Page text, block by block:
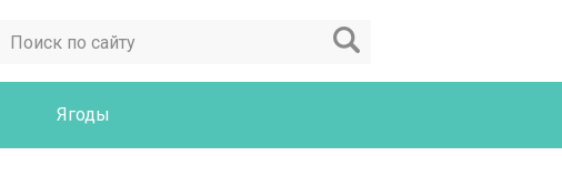
Ягоды